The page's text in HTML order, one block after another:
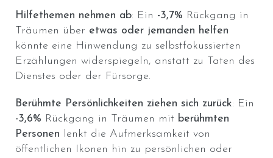
Hilfethemen nehmen ab: Ein -3,7% Rückgang in
Träumen über etwas oder jemanden helfen
könnte eine Hinwendung zu selbstfokussierten
Erzählungen widerspiegeln, anstatt zu Taten des
Dienstes oder der Fürsorge.
Berühmte Persönlichkeiten ziehen sich zurück: Ein
-3,6% Rückgang in Träumen mit berühmten
Personen lenkt die Aufmerksamkeit von
öffentlichen Ikonen hin zu persönlichen oder